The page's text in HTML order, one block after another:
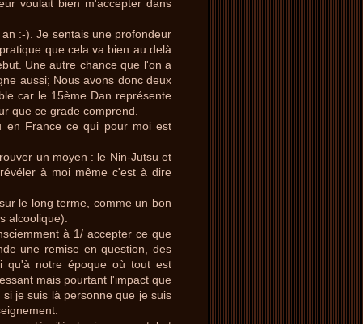
voulait bien m'accepter dans
:-). Je sentais une profondeur
que cela va bien au delà
Une autre chance que l'on a
aussi; Nous avons donc deux
car le 15ème Dan représente
que ce grade comprend.
en France ce qui pour moi est
un moyen : le Nin-Jutsu et
à moi même c'est à dire
le long terme, comme un bon
alcoolique).
à 1/ accepter ce que
une remise en question, des
qu'à notre époque où tout est
mais pourtant l'impact que
je suis là personne que je suis